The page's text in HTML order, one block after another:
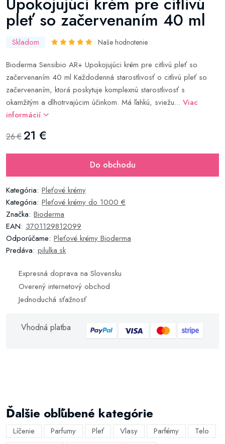
pleť so začervenaním 40 ml
Skladom Naše hodnotenie
Bioderma Sensibio AR+ Upokojujúci krém pre citlivú pleť so
začervenaním 40 ml Každodenná starostlivosť o citlivú pleť so
začervenaním, ktorá poskytuje komplexnú starostlivosť s
okamžitým a dlhotrvajúcim účinkom. Má ľahkú, sviežu... Viac
informácií
26 €21 €
Do obchodu
Kategória: Pleťové krémy
Kategória: Pleťové krémy do 1000 €
Značka: Bioderma
EAN: 3701129812099
Odporúčame: Pleťové krémy Bioderma
Predáva: pilulka.sk
Expresná doprava na Slovensku
Overený internetový obchod
Jednoduchá sťažnosť
Vhodná platba
Ďalšie obľúbené kategórie
Líčenie Parfumy Pleť Vlasy Parfémy
Telo